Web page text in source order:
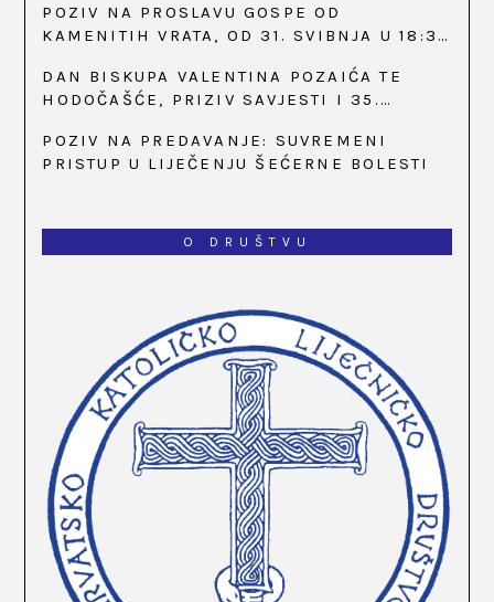
POZIV NA PROSLAVU GOSPE OD
KAMENITIH VRATA, OD 31. SVIBNJA U 18:30
DAN BISKUPA VALENTINA POZAIĆA TE
HODOČAŠĆE, PRIZIV SAVJESTI I 35.
BISTRICI, OD 15. DO 17. SVIBNJA
POZIV NA PREDAVANJE: SUVREMENI
PRISTUP U LIJEČENJU ŠEĆERNE BOLESTI
O DRUŠTVU